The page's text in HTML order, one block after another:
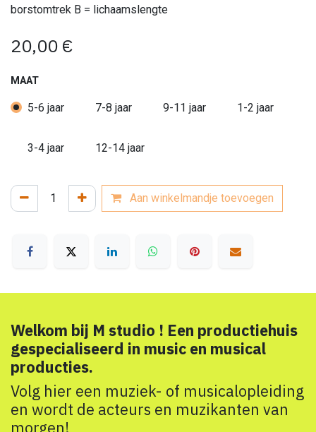
borstomtrek B = lichaamslengte
20,00 €
MAAT
5-6 jaar 7-8 jaar 9-11 jaar 1-2 jaar
3-4 jaar 12-14 jaar
Aan winkelmandje toevoegen
Welkom bij M studio ! Een productiehuis
gespecialiseerd in music en musical
producties.
Volg hier een muziek- of musicalopleiding
en wordt de acteurs en muzikanten van
morgen!